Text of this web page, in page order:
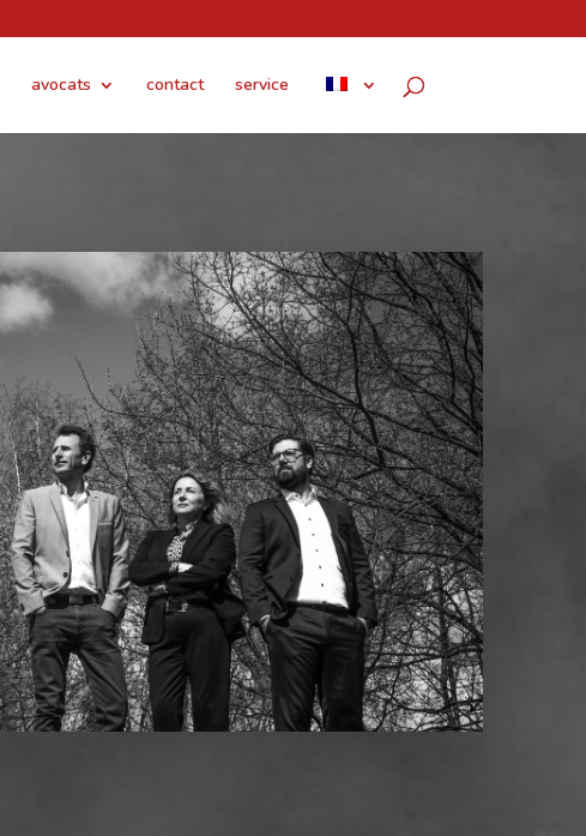
avocats contact service